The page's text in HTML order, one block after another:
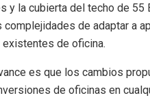
y la cubierta del techo de 55
complejidades de adaptar a
de oficina.
es que los cambios
de oficinas en